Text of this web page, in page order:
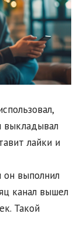
выкладывал
лайки и
он выполнил
канал вышел
Такой